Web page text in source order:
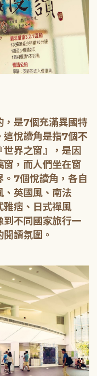
，是7個充滿異國特
這悅讀角是指7個不
界之窗』，是因
，而人們坐在窗
。7個悅讀角，各自
、英國風、南法
雅痞、日式禪風
到不同國家旅行一
讀氛圍。